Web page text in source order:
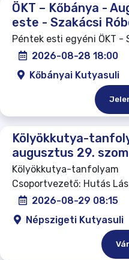
ÖKT – Kőbánya -
este - Szakácsi
Péntek esti egyéni ÖKT -
2026-08-28 18:00
Kőbányai Kutyasuli
Kölyökkutya-
augusztus 29.
Kölyökkutya-tanfolyam
Csoportvezető: Hutás
2026-08-29 08:15
Népszigeti Kutyasuli